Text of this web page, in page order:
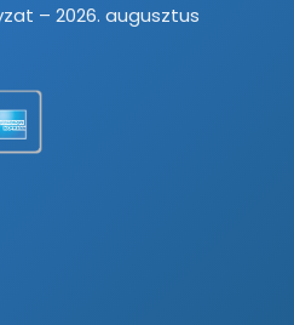
– 2026. augusztus